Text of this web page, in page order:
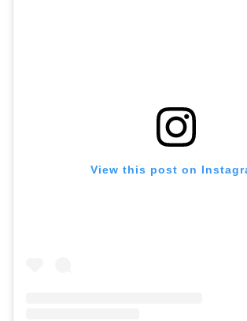
View this post on